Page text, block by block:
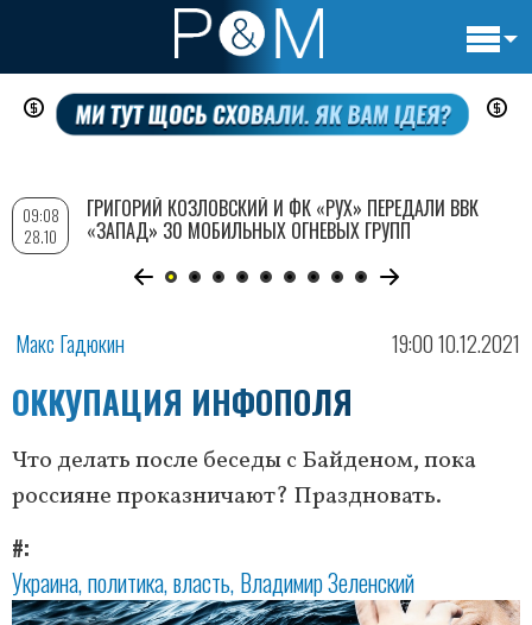
Перейти
содержанию
Макс Гадюкин 19:00 10.12.2021
ОККУПАЦИЯ ИНФОПОЛЯ
Что делать после беседы с Байденом, пока
россияне проказничают? Праздновать.
#
Украина политика власть Владимир Зеленский
09:08
28.10
ГРИГОРИЙ КОЗЛОВСКИЙ И ФК «РУХ» ПЕРЕДАЛИ ВВК
«ЗАПАД» 30 МОБИЛЬНЫХ ОГНЕВЫХ ГРУПП